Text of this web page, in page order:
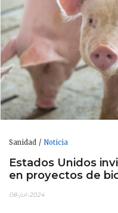
Sanidad Noticia
Estados Unidos
en proyectos de
08-jul-2024